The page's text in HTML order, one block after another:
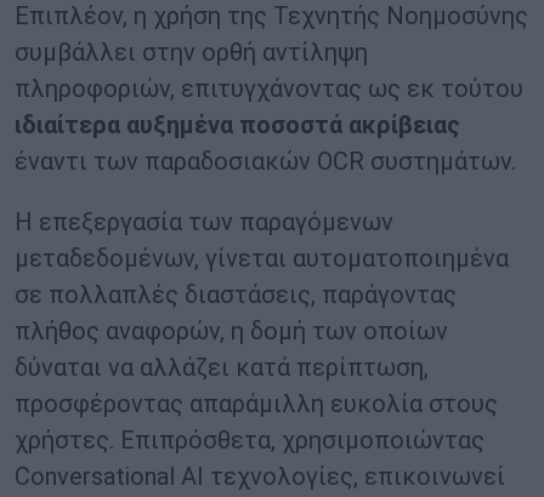
Επιπλέον, η χρήση της Τεχνητής Νοημοσύνης
συμβάλλει στην ορθή αντίληψη
πληροφοριών, επιτυγχάνοντας ως εκ τούτου
ιδιαίτερα αυξημένα ποσοστά ακρίβειας
έναντι των παραδοσιακών OCR συστημάτων.
H επεξεργασία των παραγόμενων
μεταδεδομένων, γίνεται αυτοματοποιημένα
σε πολλαπλές διαστάσεις, παράγοντας
πλήθος αναφορών, η δομή των οποίων
δύναται να αλλάζει κατά περίπτωση,
προσφέροντας απαράμιλλη ευκολία στους
χρήστες. Επιπρόσθετα, χρησιμοποιώντας
Conversational AΙ τεχνολογίες, επικοινωνεί